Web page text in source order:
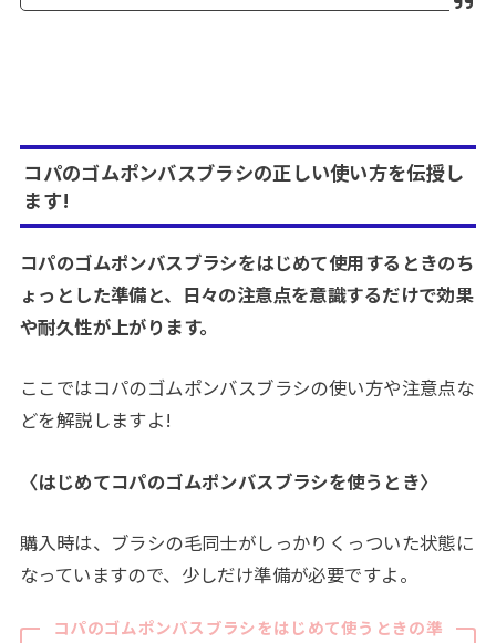
コパのゴムポンバスブラシの正しい使い方を伝授し
ます!
コパのゴムポンバスブラシをはじめて使用するときのち
ょっとした準備と、日々の注意点を意識するだけで効果
や耐久性が上がります。
ここではコパのゴムポンバスブラシの使い方や注意点な
どを解説しますよ!
〈はじめてコパのゴムポンバスブラシを使うとき〉
購入時は、ブラシの毛同士がしっかりくっついた状態に
なっていますので、少しだけ準備が必要ですよ。
コパのゴムポンバスブラシをはじめて使うときの準